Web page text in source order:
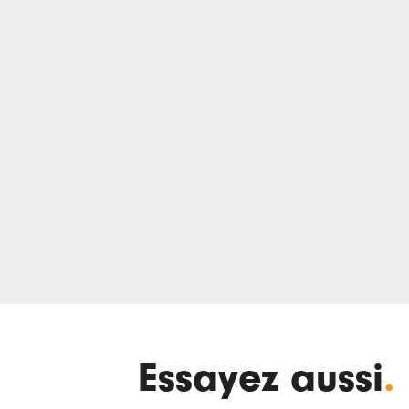
Essayez aussi.